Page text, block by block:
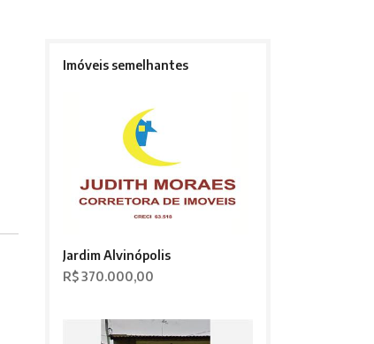
Imóveis semelhantes
Jardim Alvinópolis
R$ 370.000,00